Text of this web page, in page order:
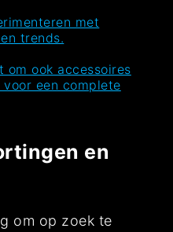
met
trends.
om ook accessoires
voor een complete
en
om op zoek te